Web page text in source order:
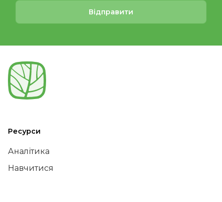
Відправити
Ресурси
Аналітика
Навчитися